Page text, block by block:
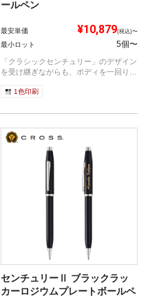
ールペン
最安単価 ¥10,879(税込)〜
最小ロット 5個〜
「クラシックセンチュリー」のデザイン
を受け継ぎながらも、ボディを一回り太
1色印刷
センチュリーⅡ ブラックラッ
カーロジウムプレートボールペ